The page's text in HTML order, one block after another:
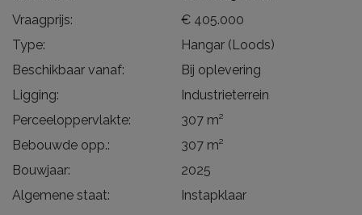
Vraagprijs:
€ 405.000
Type:
Hangar (Loods)
Beschikbaar vanaf:
Bij oplevering
Ligging:
Industrieterrein
Perceeloppervlakte:
307 m²
Bebouwde opp.:
307 m²
Bouwjaar:
2025
Algemene staat:
Instapklaar